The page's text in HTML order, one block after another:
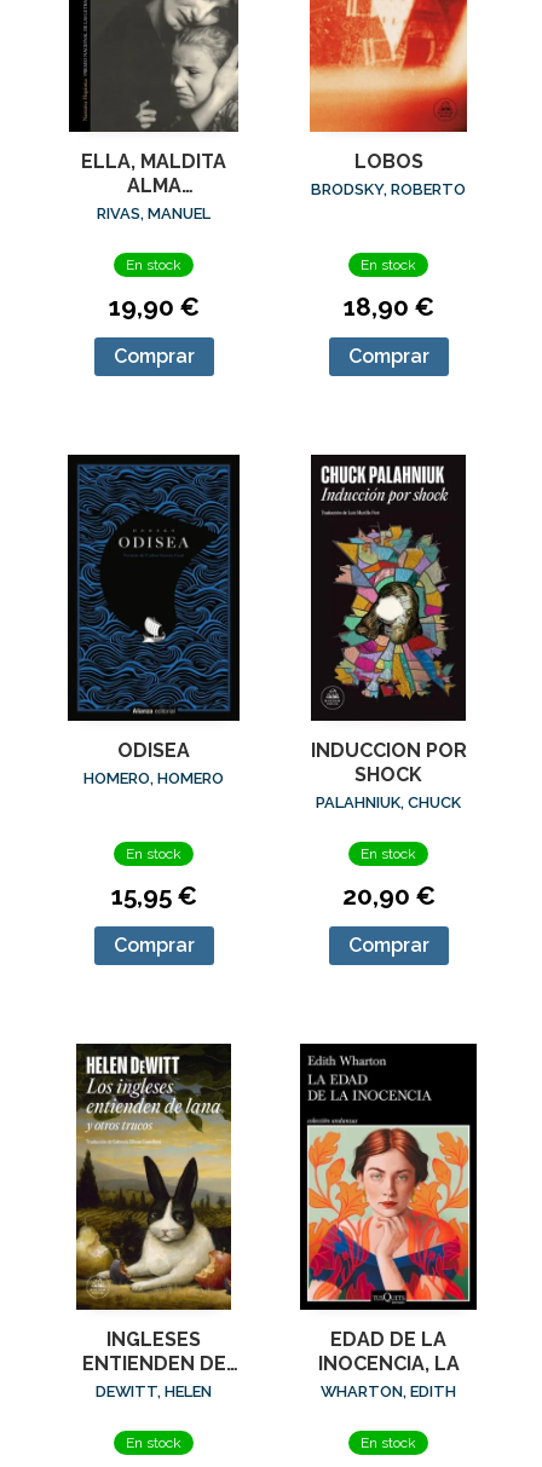
ELLA, MALDITA
ALMA
(ED.AMPLIADA)
RIVAS, MANUEL
En stock
19,90 €
Comprar
LOBOS
BRODSKY, ROBERTO
En stock
18,90 €
Comprar
ODISEA
HOMERO, HOMERO
En stock
15,95 €
Comprar
INDUCCION POR
SHOCK
PALAHNIUK, CHUCK
En stock
20,90 €
Comprar
INGLESES
ENTIENDEN DE
LANA (Y OTROS
DEWITT, HELEN
En stock
EDAD DE LA
INOCENCIA, LA
WHARTON, EDITH
En stock